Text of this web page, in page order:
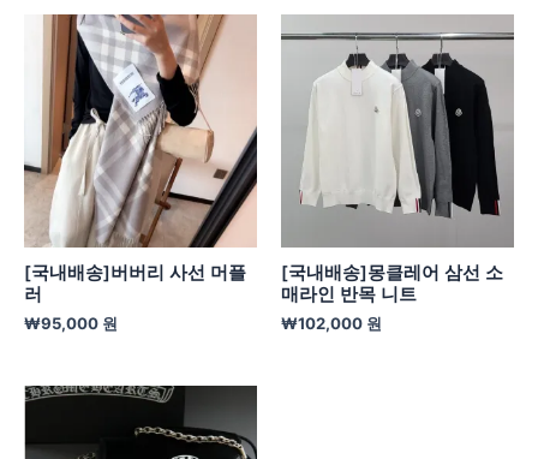
[국내배송]버버리 사선 머플
러
₩95,000 원
[국내배송]몽클레어 삼선 소
매라인 반목 니트
₩102,000 원